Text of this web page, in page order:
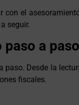
el
seguir.
a paso
Desde la
fiscales.